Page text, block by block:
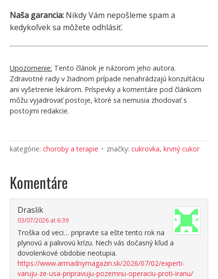
Naša garancia: Nikdy Vám nepošleme spam a
kedykoľvek sa môžete odhlásiť.
Upozornenie: Tento článok je názorom jeho autora.
Zdravotné rady v žiadnom prípade nenahrádzajú konzultáciu
ani vyšetrenie lekárom. Príspevky a komentáre pod článkom
môžu vyjadrovať postoje, ktoré sa nemusia zhodovať s
postojmi redakcie.
kategórie: choroby a terapie značky: cukrovka, krvný cukor
Komentáre
Draslik
03/07/2026 at 6:39
Troška od veci… pripravte sa ešte tento rok na
plynovú a palivovú krízu. Nech vás dočasný kľud a
dovolenkové obdobie neotupia.
https://www.armadnymagazin.sk/2026/07/02/experti-
varuju-ze-usa-pripravuju-pozemnu-operaciu-proti-iranu/